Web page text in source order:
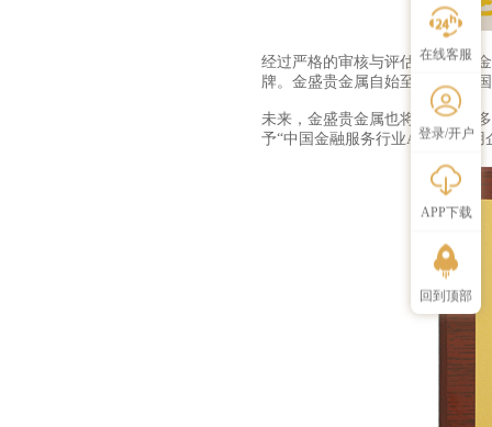
在线客服
登录/开户
APP下载
回到顶部
经过严格的审核与评估，金盛贵
牌。金盛贵金属自始至终响应者
未来，金盛贵金属也将继续开展
予“中国金融服务行业AAA级信